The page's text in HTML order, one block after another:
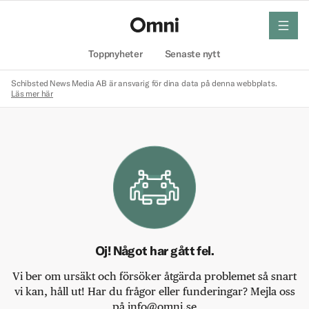
Toppnyheter Senaste nytt
meny
Schibsted News Media AB är ansvarig för dina data på denna webbplats.
Läs mer här
Oj! Något har gått fel.
Vi ber om ursäkt och försöker åtgärda problemet så snart
vi kan, håll ut! Har du frågor eller funderingar? Mejla oss